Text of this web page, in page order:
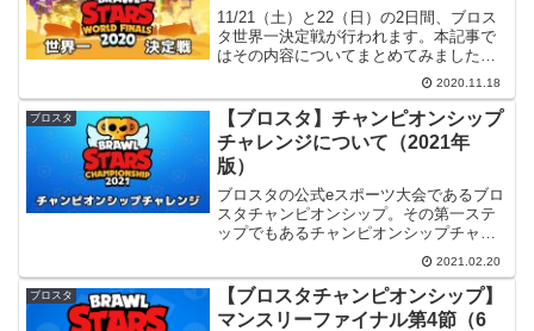
11/21（土）と22（日）の2日間、ブロス
タ世界一決定戦が行われます。本記事で
はその内容についてまとめてみました。
【2020/11/21 18:10最終更新】トーナメン
トの章を修正しました。情報源👉Brawl
Stars Champion...
2020.11.18
ブロスタ
【ブロスタ】チャンピオンシップ
チャレンジについて（2021年
版）
ブロスタの公式eスポーツ大会であるブロ
スタチャンピオンシップ。その第一ステ
ップでもあるチャンピオンシップチャレ
ンジが2/20（土）に始まりました。本記
事では今年のチャンピオンシップチャレ
ンジについて内容をまとめたいと思いま
す。基本情報チャン...
2021.02.20
ブロスタ
【ブロスタチャンピオンシップ】
マンスリーファイナル第4節（6